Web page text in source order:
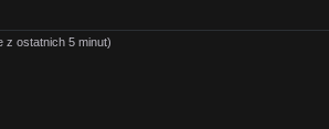
z ostatnich 5 minut)